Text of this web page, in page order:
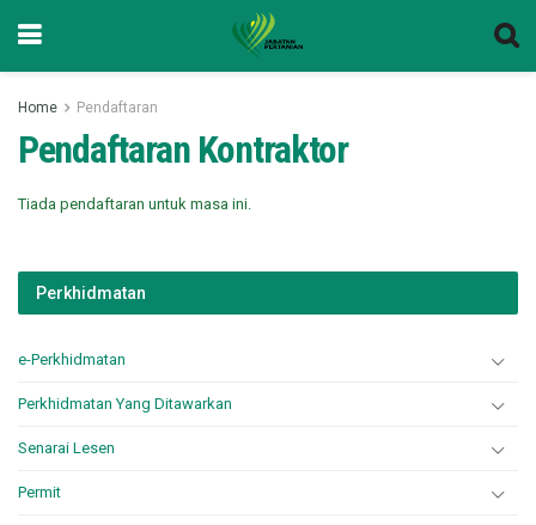
Home Pendaftaran
Pendaftaran Kontraktor
Tiada pendaftaran untuk masa ini.
Perkhidmatan
e-Perkhidmatan
Perkhidmatan Yang Ditawarkan
Senarai Lesen
Permit